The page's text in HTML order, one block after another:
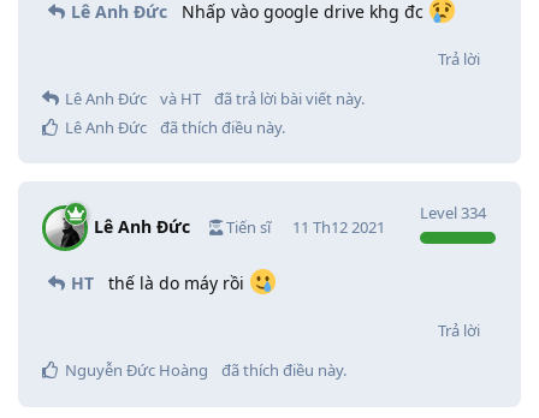
Lê Anh Đức Nhấp vào google drive khg đc
Trả lời
Lê Anh Đức
và HT
đã trả lời bài viết này.
Lê Anh Đức
đã thích điều này.
Lê Anh Đức Tiến sĩ
Level334
11 Th12 2021
HT thế là do máy rồi
Trả lời
Nguyễn Đức Hoàng
đã thích điều này.